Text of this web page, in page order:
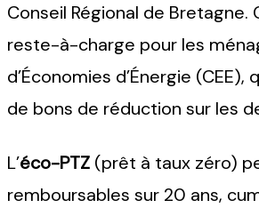
Conseil Régional de
reste-à-charge pour les
d’Économies d’Énergie
de bons de réduction sur les
L’éco-PTZ(prêt à taux zéro)
remboursables sur 20 ans,